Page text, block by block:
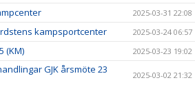
2025-03-31 22:08
kampsportcenter 2025-03-24 06:57
(KM) 2025-03-23 19:02
GJK årsmöte 23
2025-03-02 21:32